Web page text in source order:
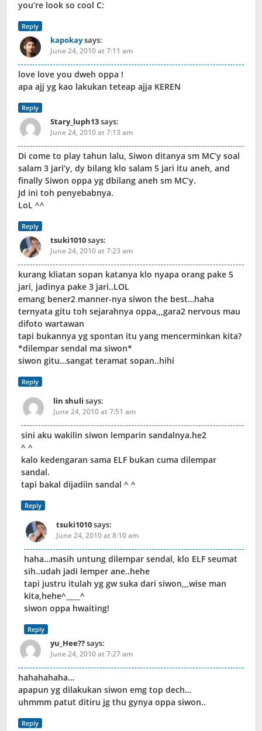
you’re look so cool C:
Reply
kapokaysays:
June 24, 2010 at 7:11 am
love love you dweh oppa !
apa ajj yg kao lakukan teteap ajja KEREN
Reply
Stary_luph13says:
June 24, 2010 at 7:13 am
Di come to play tahun lalu, Siwon ditanya sm MC’y soal
salam 3 jari’y, dy bilang klo salam 5 jari itu aneh, and
finally Siwon oppa yg dbilang aneh sm MC’y.
Jd ini toh penyebabnya.
LoL ^^
Reply
tsuki1010says:
June 24, 2010 at 7:23 am
kurang kliatan sopan katanya klo nyapa orang pake 5
jari, jadinya pake 3 jari..LOL
emang bener2 manner-nya siwon the best…haha
ternyata gitu toh sejarahnya oppa,,,gara2 nervous mau
difoto wartawan
tapi bukannya yg spontan itu yang mencerminkan kita?
*dilempar sendal ma siwon*
siwon gitu…sangat teramat sopan..hihi
Reply
lin shuli says:
June 24, 2010 at 7:51 am
sini aku wakilin siwon lemparin sandalnya.he2
^ ^
kalo kedengaran sama ELF bukan cuma dilempar
sandal.
tapi bakal dijadiin sandal ^ ^
Reply
tsuki1010says:
June 24, 2010 at 8:10 am
haha…masih untung dilempar sendal, klo ELF seumat
sih..udah jadi lemper ane..hehe
tapi justru itulah yg gw suka dari siwon,,,wise man
kita,hehe^____^
siwon oppa hwaiting!
Reply
yu_Hee??says:
June 24, 2010 at 7:27 am
hahahahaha…
apapun yg dilakukan siwon emg top dech…
uhmmm patut ditiru jg thu gynya oppa siwon..
Reply